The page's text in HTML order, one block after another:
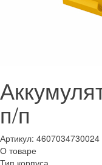
п/п
Артикул: 4607034730024
О товаре
Тип корпуса